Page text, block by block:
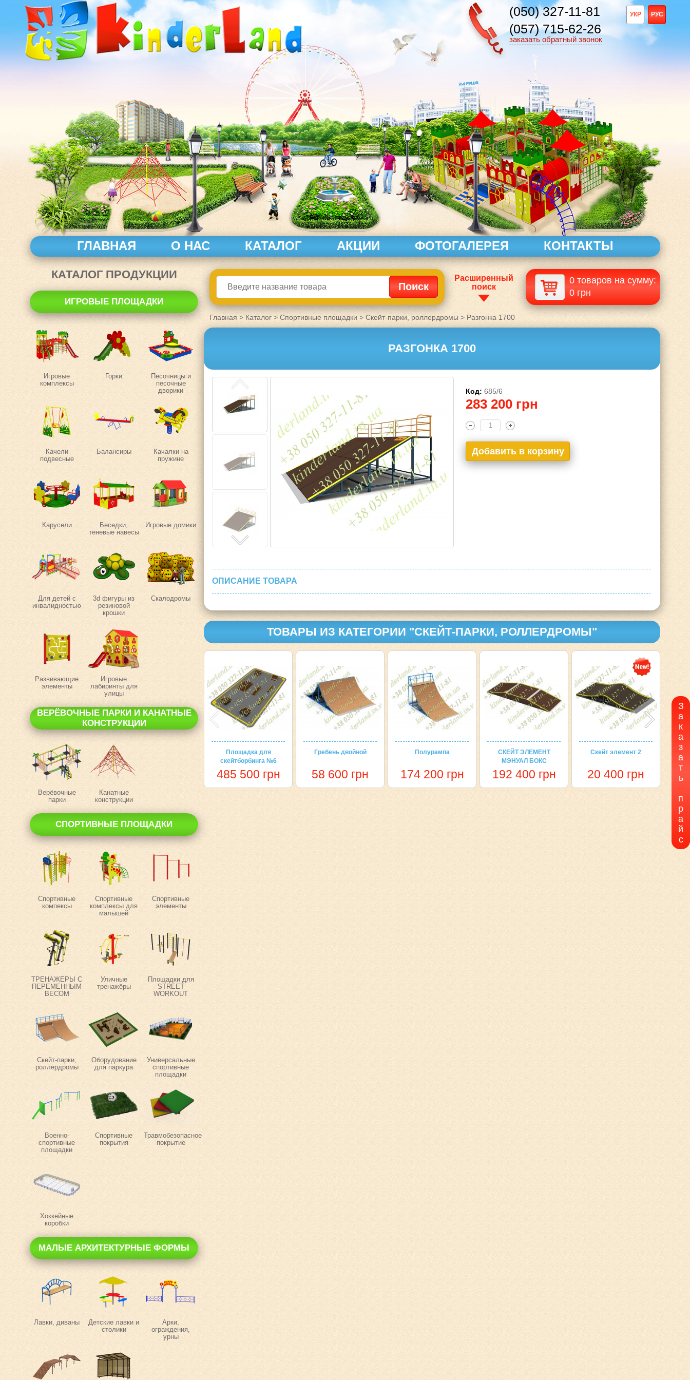
РУС
УКР
(050) 327-11-81
(057) 715-62-26
заказать обратный звонок
ГЛАВНАЯ О НАС КАТАЛОГ АКЦИИ ФОТОГАЛЕРЕЯ КОНТАКТЫ
КАТАЛОГ ПРОДУКЦИИ
ИГРОВЫЕ ПЛОЩАДКИ
Игровые
комплексы
Горки
Песочницы и
песочные
дворики
Качели
подвесные
Балансиры
Качалки на
пружине
Карусели
Беседки,
теневые навесы
Игровые домики
Для детей с
инвалидностью
3d фигуры из
резиновой
крошки
Скалодромы
Развивающие
элементы
Игровые
лабиринты для
улицы
ВЕРЁВОЧНЫЕ ПАРКИ И КАНАТНЫЕ
КОНСТРУКЦИИ
Верёвочные
парки
Канатные
конструкции
СПОРТИВНЫЕ ПЛОЩАДКИ
Спортивные
компексы
Спортивные
комплексы для
малышей
Спортивные
элементы
ТРЕНАЖЕРЫ С
ПЕРЕМЕННЫМ
ВЕСОМ
Уличные
тренажёры
Площадки для
STREET
WORKOUT
Скейт-парки,
роллердромы
Оборудование
для паркура
Универсальные
спортивные
площадки
Военно-
спортивные
площадки
Спортивные
покрытия
Травмобезопасное
покрытие
Хоккейные
коробки
МАЛЫЕ АРХИТЕКТУРНЫЕ ФОРМЫ
Лавки, диваны
Детские лавки и
столики
Арки,
ограждения,
урны
0 товаров на сумму:
0 грн
Расширенный
поиск
Главная > Каталог > Спортивные площадки > Скейт-парки, роллердромы > Разгонка 1700
РАЗГОНКА 1700
Код: 685/6
283 200 грн
ОПИСАНИЕ ТОВАРА
ТОВАРЫ ИЗ КАТЕГОРИИ "СКЕЙТ-ПАРКИ, РОЛЛЕРДРОМЫ"
Площадка для
скейтборбинга №6
485 500 грн
Гребень двойной
58 600 грн
Полурампа
174 200 грн
СКЕЙТ ЭЛЕМЕНТ
МЭНУАЛ БОКС
192 400 грн
Скейт элемент 2
20 400 грн
З
а
к
а
з
а
т
ь
п
р
а
й
с